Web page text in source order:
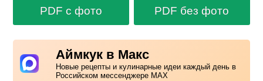
PDF с фото PDF без фото
Аймкук в Макс
Новые рецепты и кулинарные идеи каждый день в
Российском мессенджере MAX